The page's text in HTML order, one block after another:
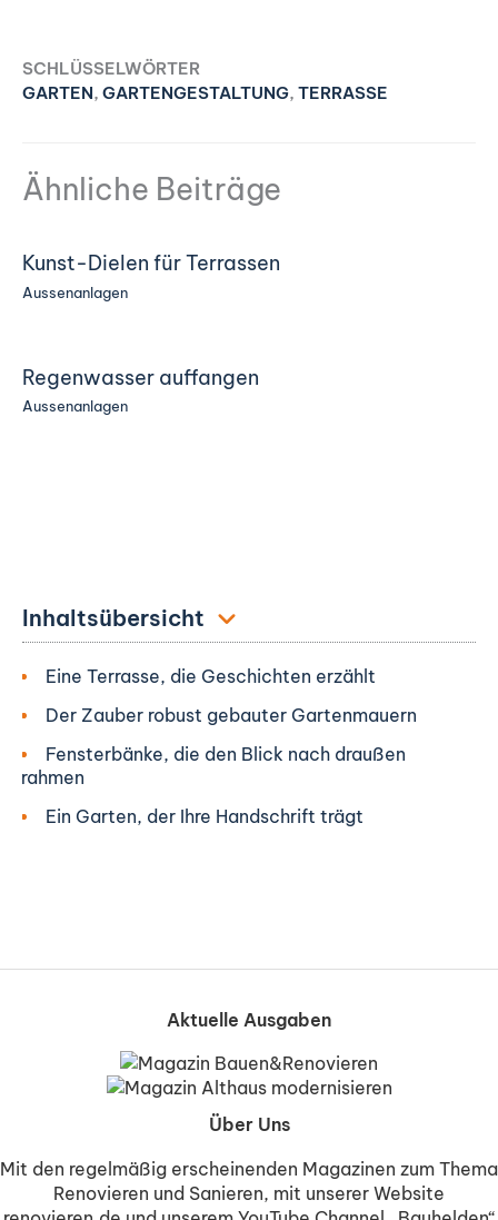
SCHLÜSSELWÖRTER
GARTEN, GARTENGESTALTUNG, TERRASSE
Ähnliche Beiträge
Kunst-Dielen für Terrassen
Aussenanlagen
Regenwasser auffangen
Aussenanlagen
Inhaltsübersicht
Eine Terrasse, die Geschichten erzählt
Der Zauber robust gebauter Gartenmauern
Fensterbänke, die den Blick nach draußen
rahmen
Ein Garten, der Ihre Handschrift trägt
Aktuelle Ausgaben
Über Uns
Mit den regelmäßig erscheinenden Magazinen zum Thema
Renovieren und Sanieren, mit unserer Website